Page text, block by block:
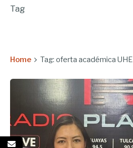
Tag
Home Tag: oferta académica UHE